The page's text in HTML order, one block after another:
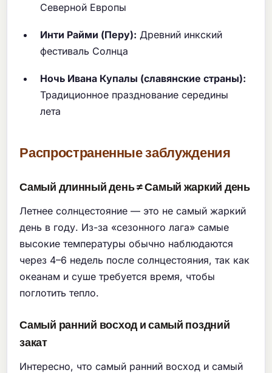
Северной Европы
Инти Райми (Перу): Древний инкский
фестиваль Солнца
Ночь Ивана Купалы (славянские страны):
Традиционное празднование середины
лета
Распространенные заблуждения
Самый длинный день ≠ Самый жаркий день
Летнее солнцестояние — это не самый жаркий
день в году. Из-за «сезонного лага» самые
высокие температуры обычно наблюдаются
через 4–6 недель после солнцестояния, так как
океанам и суше требуется время, чтобы
поглотить тепло.
Самый ранний восход и самый поздний
закат
Интересно, что самый ранний восход и самый